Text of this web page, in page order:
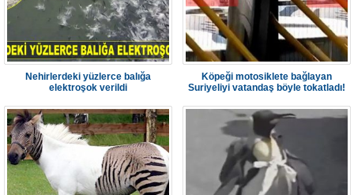
Nehirlerdeki yüzlerce balığa
elektroşok verildi
Köpeği motosiklete bağlayan
Suriyeliyi vatandaş böyle tokatladı!